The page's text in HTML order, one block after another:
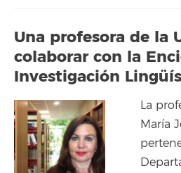
Una profesora de la
colaborar con la
Investigación
La
María